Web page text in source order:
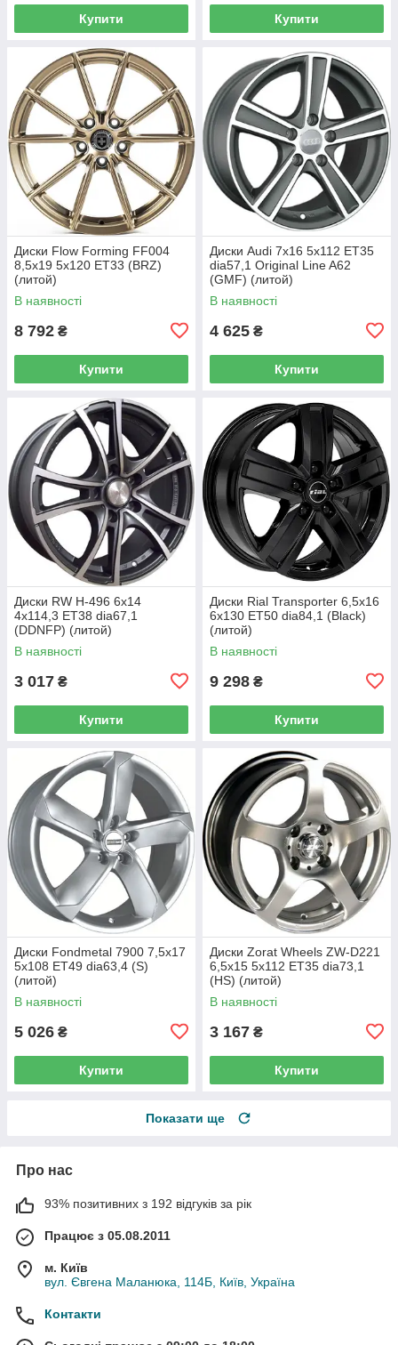
Купити Купити
Диски Flow Forming FF004
8,5x19 5x120 ET33 (BRZ)
(литой)
В наявності
8 792 ₴
Купити
Диски Audi 7x16 5x112 ET35
dia57,1 Original Line A62
(GMF) (литой)
В наявності
4 625 ₴
Купити
Диски RW H-496 6x14
4x114,3 ET38 dia67,1
(DDNFP) (литой)
В наявності
3 017 ₴
Купити
Диски Rial Transporter 6,5x16
6x130 ET50 dia84,1 (Black)
(литой)
В наявності
9 298 ₴
Купити
Диски Fondmetal 7900 7,5x17
5x108 ET49 dia63,4 (S)
(литой)
В наявності
5 026 ₴
Купити
Диски Zorat Wheels ZW-D221
6,5x15 5x112 ET35 dia73,1
(HS) (литой)
В наявності
3 167 ₴
Купити
Показати ще
Про нас
93% позитивних з 192 відгуків за рік
Працює з 05.08.2011
м. Київ
вул. Євгена Маланюка, 114Б, Київ, Україна
Контакти